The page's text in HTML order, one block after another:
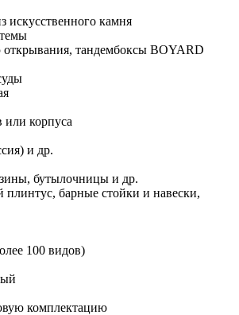
искусственного камня
тандембоксы BOYARD
или корпуса
и др.
бутылочницы и др.
барные стойки и навески,
100 видов)
комплектацию